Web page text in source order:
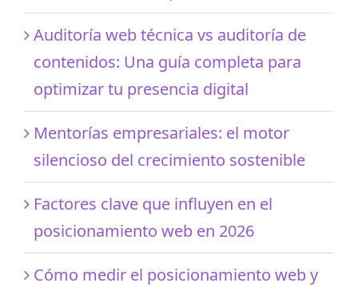
Auditoría web técnica vs auditoría de
contenidos: Una guía completa para
optimizar tu presencia digital
Mentorías empresariales: el motor
silencioso del crecimiento sostenible
Factores clave que influyen en el
posicionamiento web en 2026
Cómo medir el posicionamiento web y